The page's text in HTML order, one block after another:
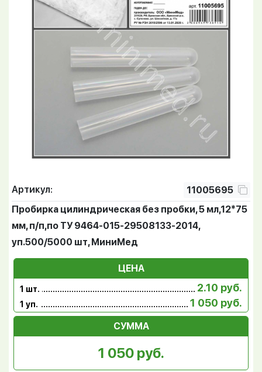
Артикул:
11005695
Пробирка цилиндрическая без пробки, 5 мл,12*75
мм, п/п,по ТУ 9464-015-29508133-2014,
уп.500/5000 шт, МиниМед
ЦЕНА
1 шт. 2.10 руб.
1 уп. 1 050 руб.
СУММА
1 050 руб.